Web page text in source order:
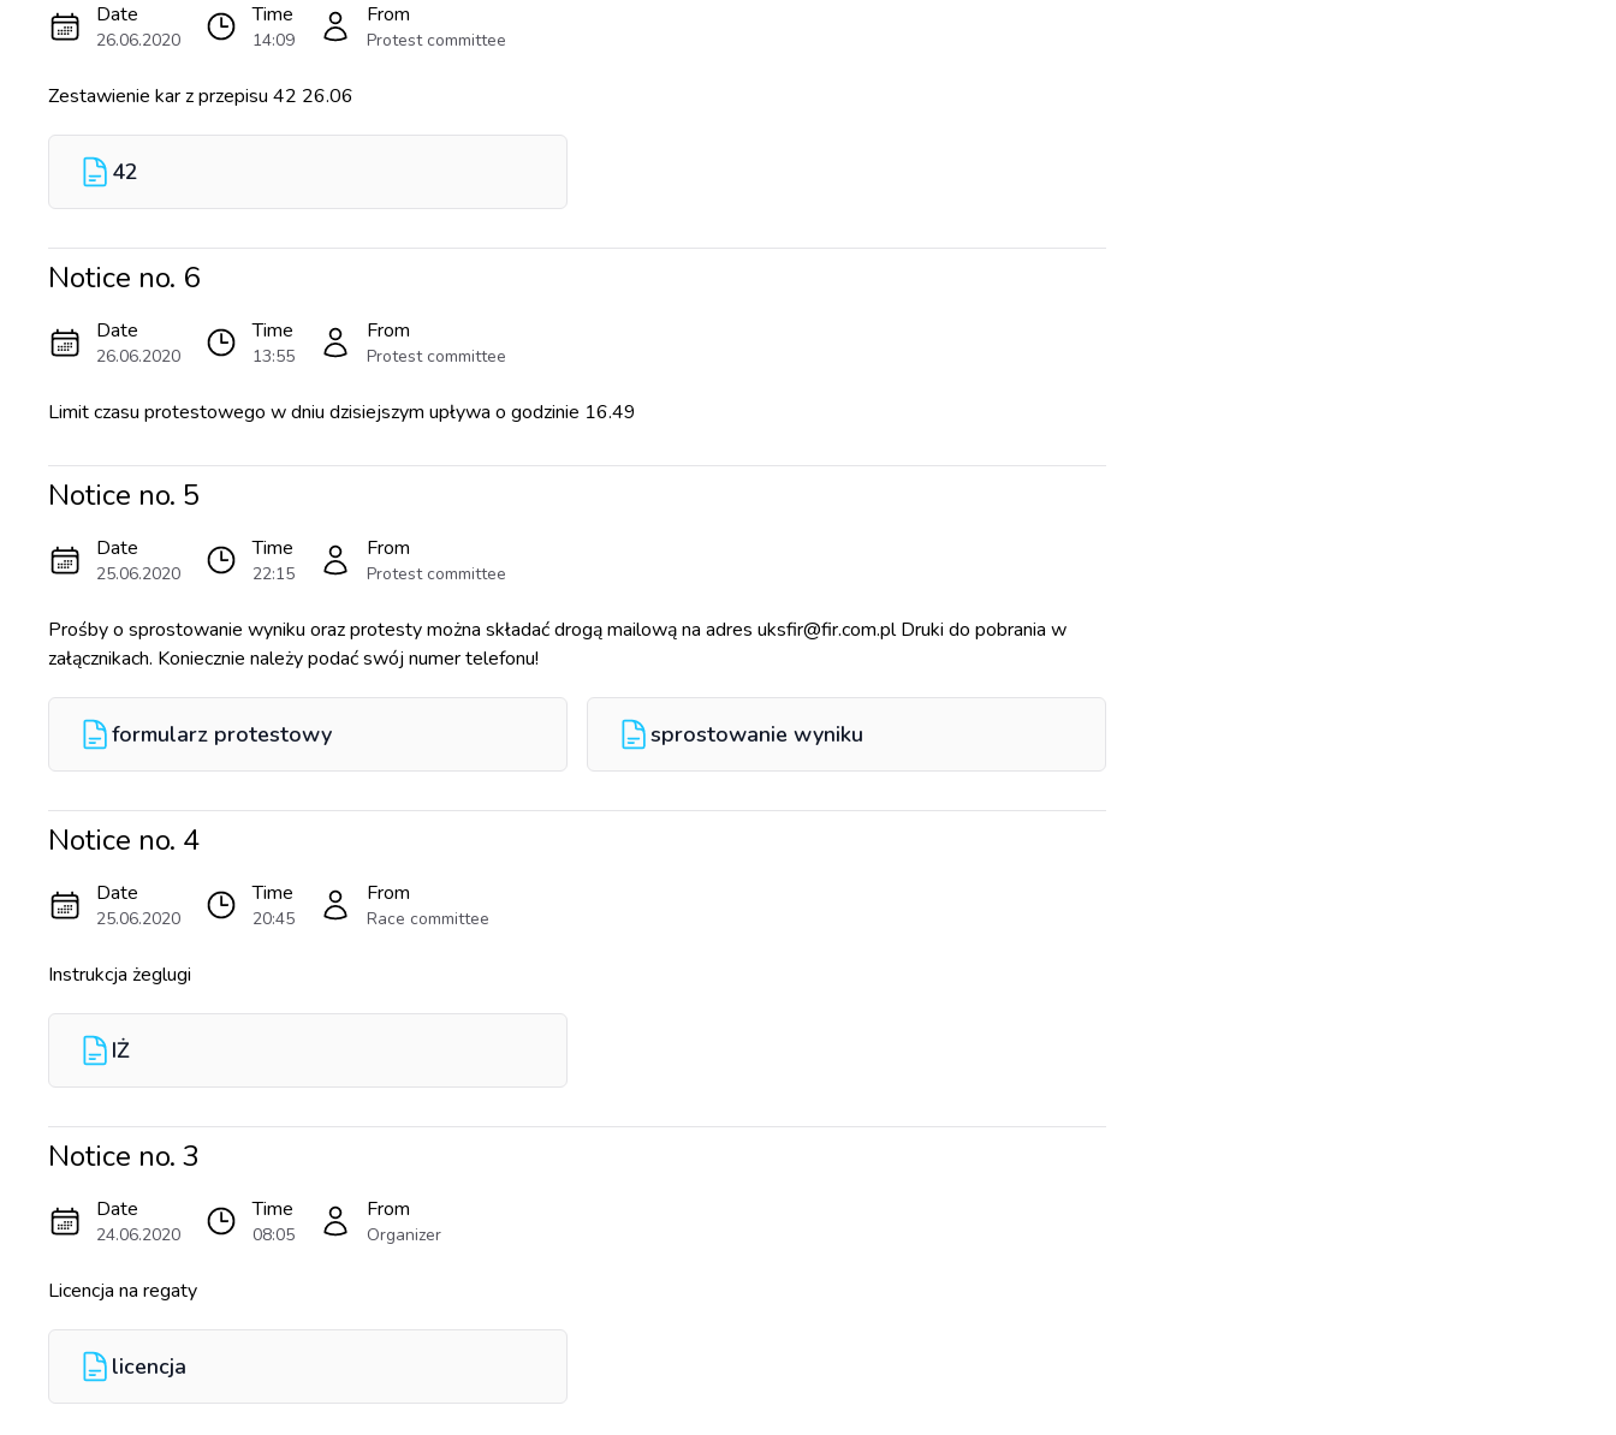
Date
26.06.2020
Time
14:09
From
Protest committee
Zestawienie kar z przepisu 42 26.06
42
Notice no. 6
Date
26.06.2020
Time
13:55
From
Protest committee
Limit czasu protestowego w dniu dzisiejszym upływa o godzinie 16.49
Notice no. 5
Date
25.06.2020
Time
22:15
From
Protest committee
Prośby o sprostowanie wyniku oraz protesty można składać drogą mailową na adres uksfir@fir.com.pl Druki do pobrania w
załącznikach. Koniecznie należy podać swój numer telefonu!
formularz protestowy sprostowanie wyniku
Notice no. 4
Date
25.06.2020
Time
20:45
From
Race committee
Instrukcja żeglugi
IŻ
Notice no. 3
Date
24.06.2020
Time
08:05
From
Organizer
Licencja na regaty
licencja